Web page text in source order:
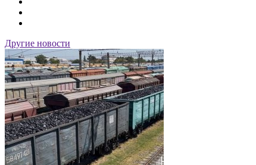
Другие новости